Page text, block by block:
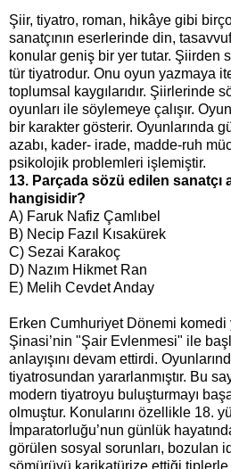
Şiir, tiyatro, roman, hikâye gibi
sanatçının eserlerinde din,
konular geniş bir yer tutar. Şiirden
tür tiyatrodur. Onu oyun yazmaya
toplumsal kaygılarıdır. Şiirlerinde
oyunları ile söylemeye çalışır.
bir karakter gösterir. Oyunlarında
azabı, kader- irade, madde-ruh
psikolojik problemleri işlemiştir.
13. Parçada sözü edilen sanatçı
hangisidir?
A) Faruk Nafiz Çamlıbel
B) Necip Fazıl Kısakürek
C) Sezai Karakoç
D) Nazım Hikmet Ran
E) Melih Cevdet Anday
Erken Cumhuriyet Dönemi komedi
Şinasi’nin "Şair Evlenmesi" ile
anlayışını devam ettirdi.
tiyatrosundan yararlanmıştır. Bu
modern tiyatroyu buluşturmayı
olmuştur. Konularını özellikle 18.
İmparatorluğu’nun günlük
görülen sosyal sorunları, bozulan
sömürüyü karikatürize ettiği tiplerle